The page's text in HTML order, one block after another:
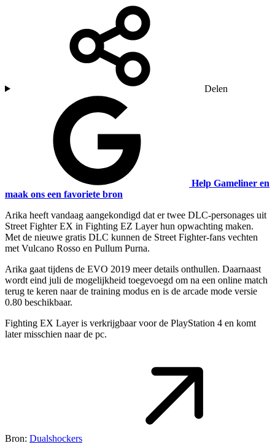
Delen
Help Gameliner en
maak ons een favoriete bron
Arika heeft vandaag aangekondigd dat er twee DLC-personages uit
Street Fighter EX in Fighting EZ Layer hun opwachting maken.
Met de nieuwe gratis DLC kunnen de Street Fighter-fans vechten
met Vulcano Rosso en Pullum Purna.
Arika gaat tijdens de EVO 2019 meer details onthullen. Daarnaast
wordt eind juli de mogelijkheid toegevoegd om na een online match
terug te keren naar de training modus en is de arcade mode versie
0.80 beschikbaar.
Fighting EX Layer is verkrijgbaar voor de PlayStation 4 en komt
later misschien naar de pc.
Bron: Dualshockers